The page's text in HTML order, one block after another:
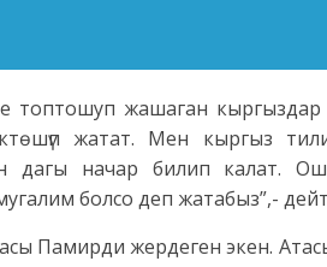
топтошуп жашаган
жатат. Мен кыргыз
дагы начар билип калат.
болсо деп жатабыз”,-
Памирди жердеген экен.